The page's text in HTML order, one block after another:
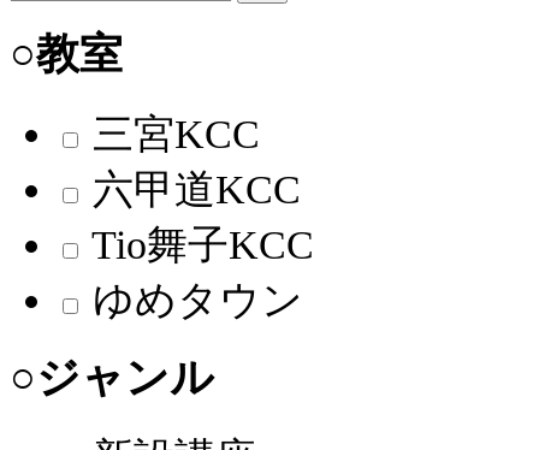
○教室
三宮KCC
六甲道KCC
Tio舞子KCC
ゆめタウン
○ジャンル